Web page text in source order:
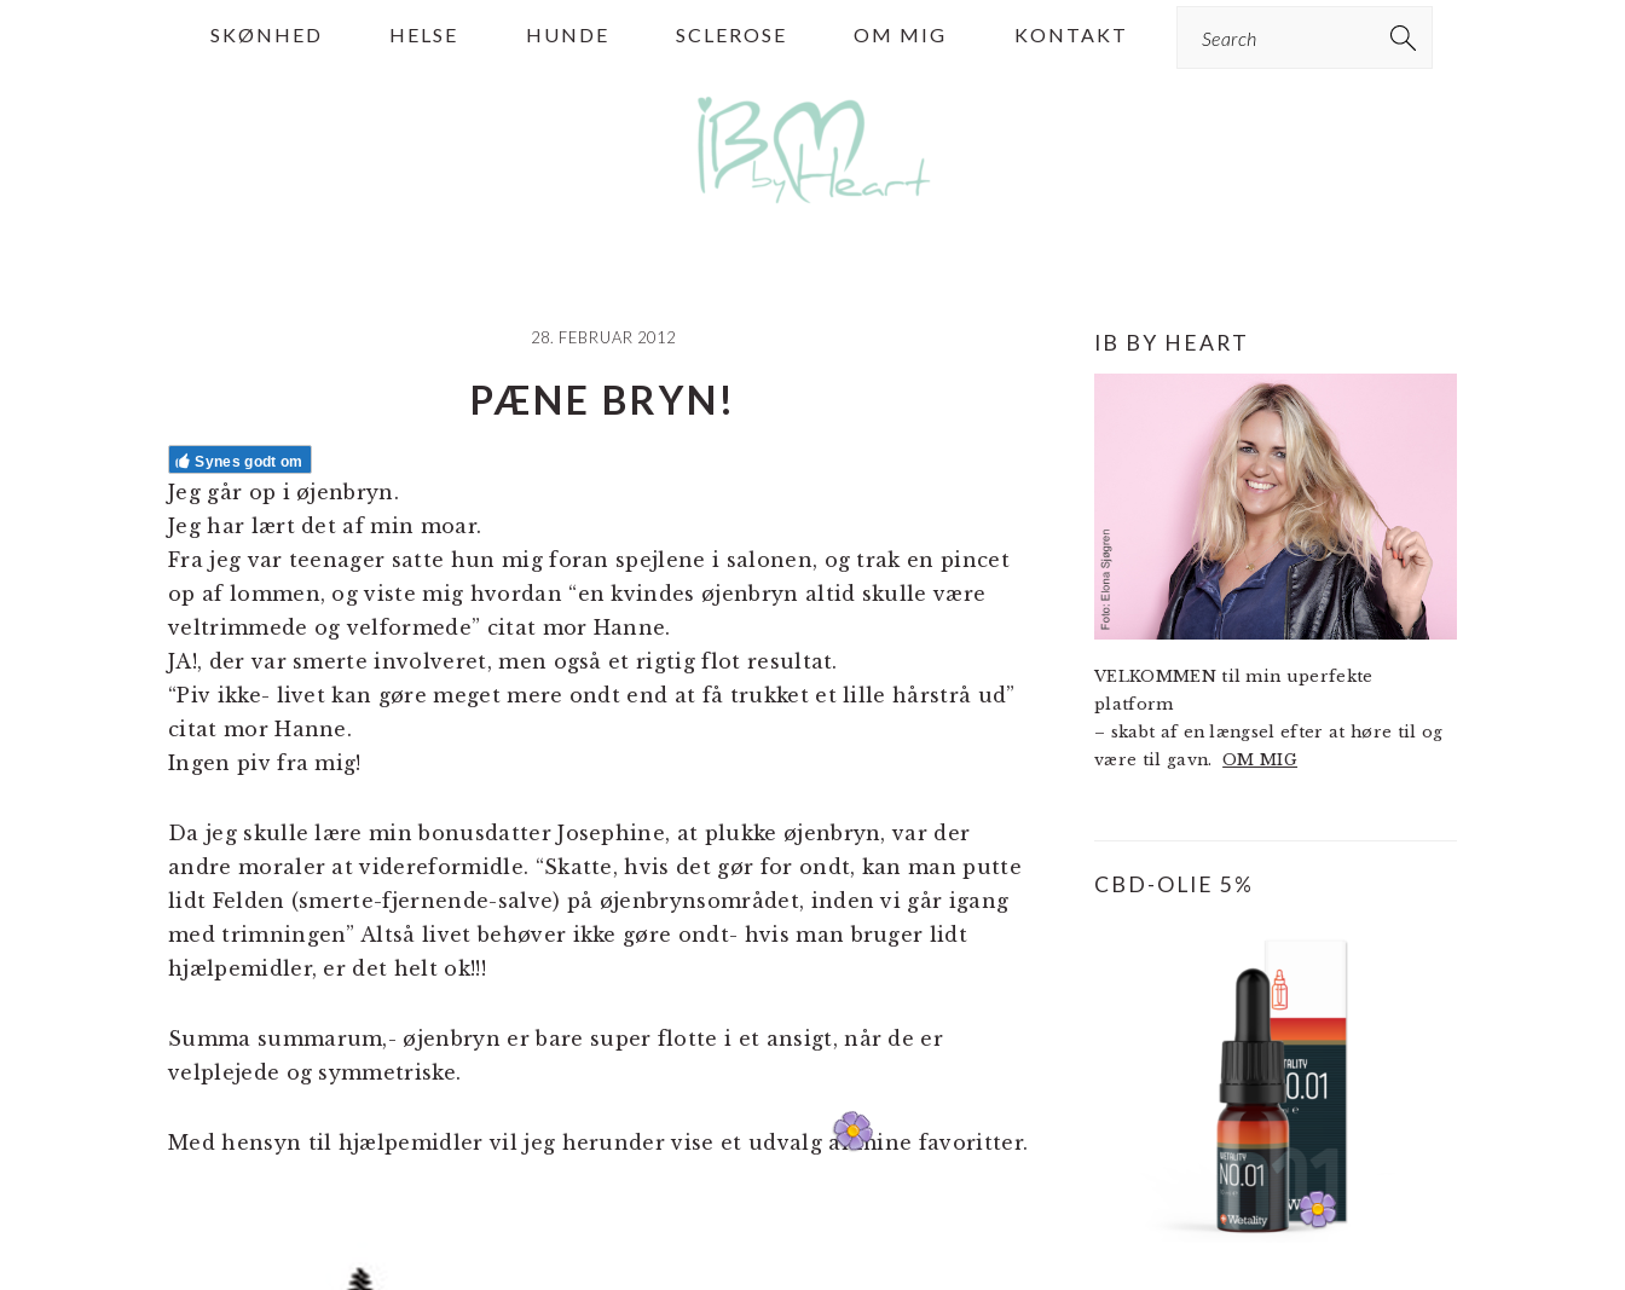
SKØNHED HELSE HUNDE SCLEROSE OM MIG KONTAKT
28. FEBRUAR 2012
PÆNE BRYN!
Synes godt om
Jeg går op i øjenbryn.
Jeg har lært det af min moar.
Fra jeg var teenager satte hun mig foran spejlene i salonen, og trak en pincet
op af lommen, og viste mig hvordan “en kvindes øjenbryn altid skulle være
veltrimmede og velformede” citat mor Hanne.
JA!, der var smerte involveret, men også et rigtig flot resultat.
“Piv ikke- livet kan gøre meget mere ondt end at få trukket et lille hårstrå ud”
citat mor Hanne.
Ingen piv fra mig!
Da jeg skulle lære min bonusdatter Josephine, at plukke øjenbryn, var der
andre moraler at videreformidle. “Skatte, hvis det gør for ondt, kan man putte
lidt Felden (smerte-fjernende-salve) på øjenbrynsområdet, inden vi går igang
med trimningen” Altså livet behøver ikke gøre ondt- hvis man bruger lidt
hjælpemidler, er det helt ok!!!
Summa summarum,- øjenbryn er bare super flotte i et ansigt, når de er
velplejede og symmetriske.
Med hensyn til hjælpemidler vil jeg herunder vise et udvalg af mine favoritter.
PRIMÆR
IB BY HEART
VELKOMMEN til min uperfekte
platform
– skabt af en længsel efter at høre til og
være til gavn.OM MIG
CBD-OLIE 5%